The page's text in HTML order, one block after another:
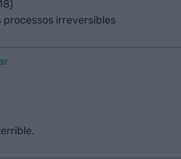
processos irreversibles